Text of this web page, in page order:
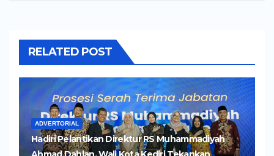
RELATED POST
ADVERTORIAL
Hadiri Pelantikan Direktur RS Muhammadiyah